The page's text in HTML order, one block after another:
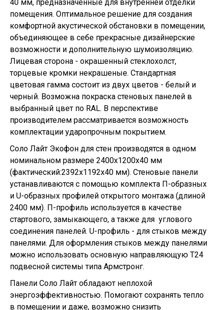
40 мм, предназначенные для внутренней отделки
помещения. Оптимальное решение для создания
комфортной акустической обстановки в помещении,
объединяющее в себе прекрасные дизайнерские
возможности и дополнительную шумоизоляцию.
Лицевая сторона - окрашенный стеклохолст,
торцевые кромки некрашеные. Стандартная
цветовая гамма состоит из двух цветов - белый и
черный. Возможна покраска стеновых панелей в
выбранный цвет по RAL. В перспективе
производителем рассматривается возможность
комплектации ударопрочным покрытием.
Соло Лайт Экофон для стен производятся в одном
номинальном размере 2400х1200х40 мм
(фактический:2392х1192х40 мм). Стеновые панели
устанавливаются с помощью комплекта П-образных
и U-образных профилей открытого монтажа (длиной
2400 мм). П-профиль используется в качестве
стартового, замыкающего, а также для углового
соединения панелей. U-профиль - для стыков между
панелями. Для оформления стыков между панелями
можно использовать основную направляющую Т24
подвесной системы типа Армстронг.
Панели Соло Лайт обладают неплохой
энергоэффективностью. Помогают сохранять тепло
в помещении и даже, возможно снизить